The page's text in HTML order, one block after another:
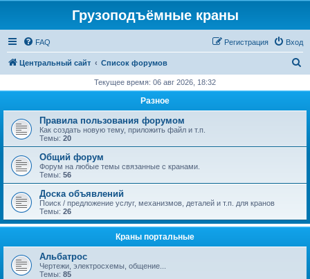
Грузоподъёмные краны
FAQ Вход
Регистрация
Центральный сайт Список форумов
с
Текущее время: 06 авг 2026, 18:32
Разное
Правила пользования форумом
Как создать новую тему, приложить файл и т.п.
Темы: 20
Общий форум
Форум на любые темы связанные с кранами.
Темы: 56
Доска объявлений
Поиск / предложение услуг, механизмов, деталей и т.п. для кранов
Темы: 26
Краны портальные
Альбатрос
Чертежи, электросхемы, общение...
Темы: 85